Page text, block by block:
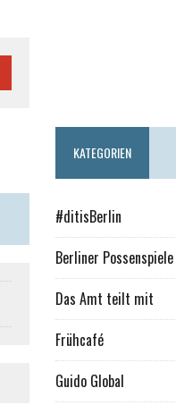
KATEGORIEN
#ditisBerlin
Berliner Possenspiele
Das Amt teilt mit
Frühcafé
Guido Global